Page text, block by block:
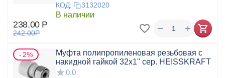
КОД: 3132020
В наличии
238.00 Р
242.00Р +
−
2%
Муфта полипропиленовая резьбовая с
накидной гайкой 32x1" сер. HEISSKRAFT
0.0